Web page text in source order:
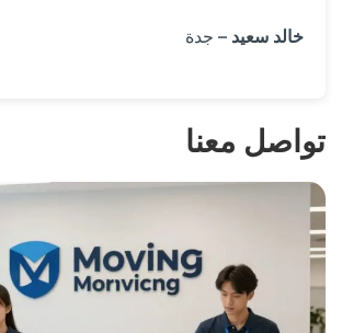
خالد سعيد – جدة
تواصل معنا